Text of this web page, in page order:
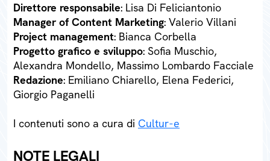
Direttore responsabile: Lisa Di Feliciantonio
Manager of Content Marketing: Valerio Villani
Project management: Bianca Corbella
Progetto grafico e sviluppo: Sofia Muschio,
Alexandra Mondello, Massimo Lombardo Facciale
Redazione: Emiliano Chiarello, Elena Federici,
Giorgio Paganelli
I contenuti sono a cura di Cultur-e
NOTE LEGALI